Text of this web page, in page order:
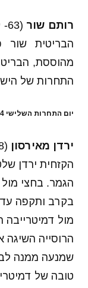
רותם שור
הבריטית
מהוססת,
התחרות של
יום התחרות השלישי 9.4
ירדן מאירסון
הקזחית ירדן
הגמר. בחצי
בקרב ותקפה עד
מול דמיטרייבה
הרוסייה השיגה
שמנעה ממנה
טובה של